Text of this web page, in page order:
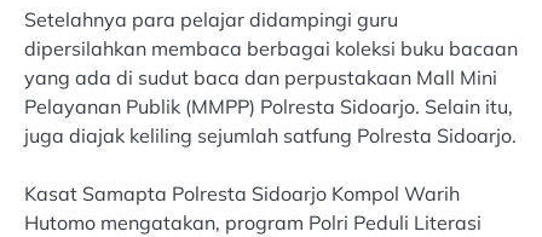
Setelahnya para pelajar didampingi guru
dipersilahkan membaca berbagai koleksi buku bacaan
yang ada di sudut baca dan perpustakaan Mall Mini
Pelayanan Publik (MMPP) Polresta Sidoarjo. Selain itu,
juga diajak keliling sejumlah satfung Polresta Sidoarjo.
Kasat Samapta Polresta Sidoarjo Kompol Warih
Hutomo mengatakan, program Polri Peduli Literasi